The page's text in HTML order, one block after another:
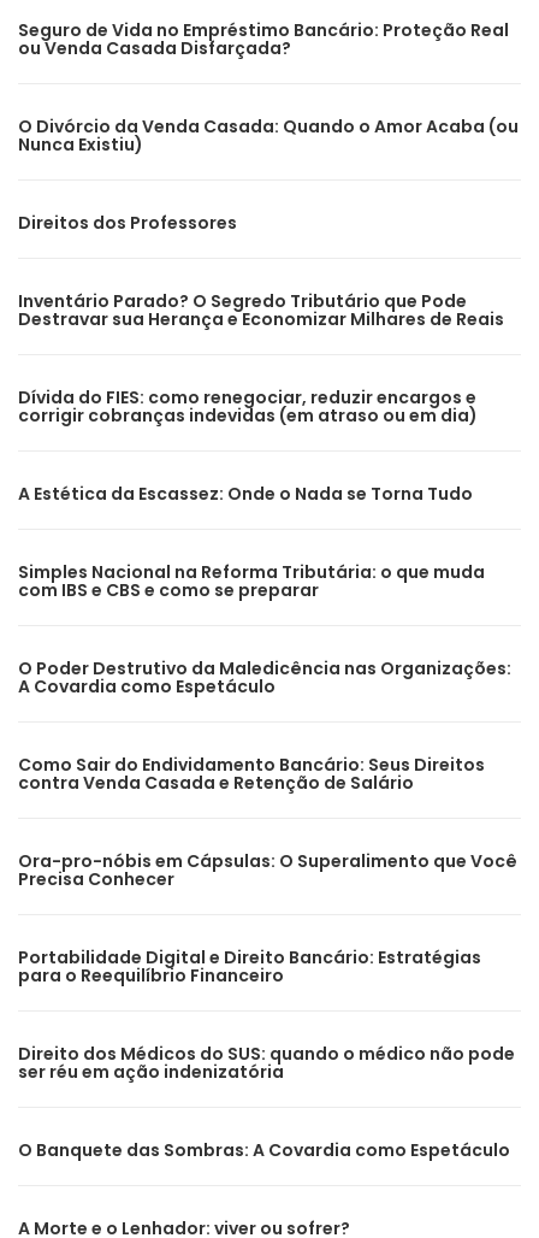
Seguro de Vida no Empréstimo Bancário: Proteção Real
ou Venda Casada Disfarçada?
O Divórcio da Venda Casada: Quando o Amor Acaba (ou
Nunca Existiu)
Direitos dos Professores
Inventário Parado? O Segredo Tributário que Pode
Destravar sua Herança e Economizar Milhares de Reais
Dívida do FIES: como renegociar, reduzir encargos e
corrigir cobranças indevidas (em atraso ou em dia)
A Estética da Escassez: Onde o Nada se Torna Tudo
Simples Nacional na Reforma Tributária: o que muda
com IBS e CBS e como se preparar
O Poder Destrutivo da Maledicência nas Organizações:
A Covardia como Espetáculo
Como Sair do Endividamento Bancário: Seus Direitos
contra Venda Casada e Retenção de Salário
Ora-pro-nóbis em Cápsulas: O Superalimento que Você
Precisa Conhecer
Portabilidade Digital e Direito Bancário: Estratégias
para o Reequilíbrio Financeiro
Direito dos Médicos do SUS: quando o médico não pode
ser réu em ação indenizatória
O Banquete das Sombras: A Covardia como Espetáculo
A Morte e o Lenhador: viver ou sofrer?